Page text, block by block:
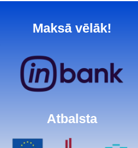
Maksā vēlāk!
Atbalsta